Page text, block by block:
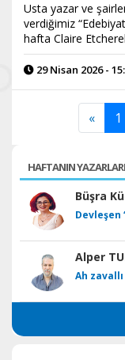
Usta yazar ve
verdiğimiz
hafta Claire
29 Nisan 2026 -
« 1
HAFTANIN YAZARLARI
Büşra
Alper
Ah